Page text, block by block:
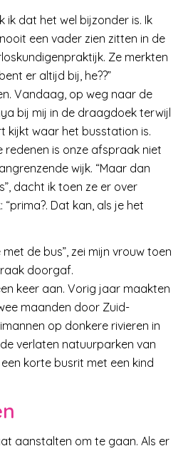
ik dat het wel bijzonder is. Ik
een vader zien zitten in de
Ze merkten
er altijd bij, he??”
Vandaag, op weg naar de
bij mij in de draagdoek terwijl
kijkt waar het busstation is.
is onze afspraak niet
wijk. “Maar dan
dacht ik toen ze er over
“prima?. Dat kan, als je het
de bus”, zei mijn vrouw toen
doorgaf.
keer aan. Vorig jaar maakten
maanden door Zuid-
op donkere rivieren in
verlaten natuurparken van
korte busrit met een kind
aanstalten om te gaan. Als er